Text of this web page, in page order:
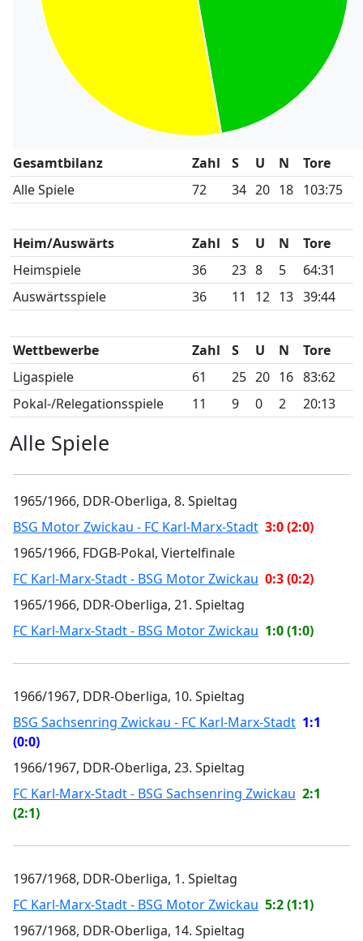
Gesamtbilanz Zahl S U N
Tore
Alle Spiele
72 34 20 18 103:75
Heim/Auswärts Zahl S U N
Tore
Heimspiele
36 23 8 5
64:31
Auswärtsspiele
36 11 12 13 39:44
Wettbewerbe Zahl S U N
Tore
Ligaspiele
61 25 20 16 83:62
Pokal-/Relegationsspiele
11 9 0 2 20:13
Alle Spiele
1965/1966, DDR-Oberliga, 8. Spieltag
BSG Motor Zwickau - FC Karl-Marx-Stadt 3:0 (2:0)
1965/1966, FDGB-Pokal, Viertelfinale
FC Karl-Marx-Stadt - BSG Motor Zwickau 0:3 (0:2)
1965/1966, DDR-Oberliga, 21. Spieltag
FC Karl-Marx-Stadt - BSG Motor Zwickau 1:0 (1:0)
1966/1967, DDR-Oberliga, 10. Spieltag
BSG Sachsenring Zwickau - FC Karl-Marx-Stadt 1:1
(0:0)
1966/1967, DDR-Oberliga, 23. Spieltag
FC Karl-Marx-Stadt - BSG Sachsenring Zwickau 2:1
(2:1)
1967/1968, DDR-Oberliga, 1. Spieltag
FC Karl-Marx-Stadt - BSG Motor Zwickau 5:2 (1:1)
1967/1968, DDR-Oberliga, 14. Spieltag